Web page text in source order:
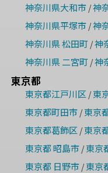
神奈川県大和市/神
神奈川県平塚市/神
神奈川県 松田町/神
神奈川県 二宮町/神
東京都
東京都江戸川区 / 東
東京都町田市/ 東京
東京都葛飾区 / 東京
東京都 昭島市/ 東京
東京都 日野市/ 東京